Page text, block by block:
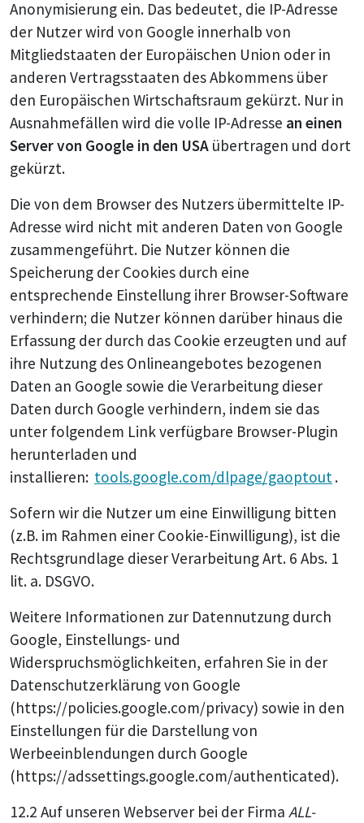
Anonymisierung ein. Das bedeutet, die IP-Adresse
der Nutzer wird von Google innerhalb von
Mitgliedstaaten der Europäischen Union oder in
anderen Vertragsstaaten des Abkommens über
den Europäischen Wirtschaftsraum gekürzt. Nur in
Ausnahmefällen wird die volle IP-Adresse an einen
Server von Google in den USA übertragen und dort
gekürzt.
Die von dem Browser des Nutzers übermittelte IP-
Adresse wird nicht mit anderen Daten von Google
zusammengeführt. Die Nutzer können die
Speicherung der Cookies durch eine
entsprechende Einstellung ihrer Browser-Software
verhindern; die Nutzer können darüber hinaus die
Erfassung der durch das Cookie erzeugten und auf
ihre Nutzung des Onlineangebotes bezogenen
Daten an Google sowie die Verarbeitung dieser
Daten durch Google verhindern, indem sie das
unter folgendem Link verfügbare Browser-Plugin
herunterladen und
installieren: tools.google.com/dlpage/gaoptout.
Sofern wir die Nutzer um eine Einwilligung bitten
(z.B. im Rahmen einer Cookie-Einwilligung), ist die
Rechtsgrundlage dieser Verarbeitung Art. 6 Abs. 1
lit. a. DSGVO.
Weitere Informationen zur Datennutzung durch
Google, Einstellungs- und
Widerspruchsmöglichkeiten, erfahren Sie in der
Datenschutzerklärung von Google
(https://policies.google.com/privacy) sowie in den
Einstellungen für die Darstellung von
Werbeeinblendungen durch Google
(https://adssettings.google.com/authenticated).
12.2 Auf unseren Webserver bei der Firma ALL-